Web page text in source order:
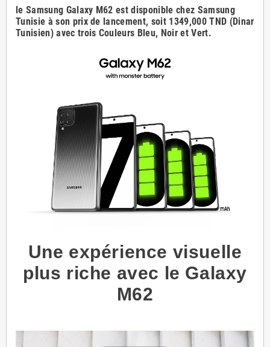
le Samsung Galaxy M62 est disponible chez Samsung
Tunisie à son prix de lancement, soit 1349,000 TND (Dinar
Tunisien) avec trois Couleurs Bleu, Noir et Vert.
Une expérience visuelle
plus riche avec le Galaxy
M62